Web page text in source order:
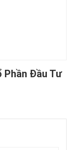
Phần Đầu Tư